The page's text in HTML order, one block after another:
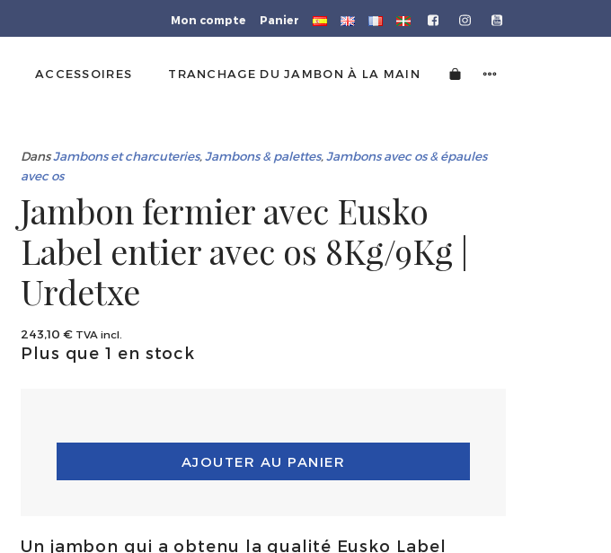
Mon compte Panier
ACCESSOIRES TRANCHAGE DU JAMBON À LA MAIN
DansJambons et charcuteries,Jambons & palettes,Jambons avec os & épaules
avec os
Jambon fermier avec Eusko
Label entier avec os 8Kg/9Kg |
Urdetxe
243,10 € TVA incl.
Plus que 1 en stock
AJOUTER AU PANIER
Un jambon qui a obtenu la qualité Eusko Label